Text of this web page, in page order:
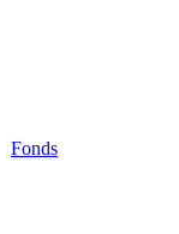
Fonds